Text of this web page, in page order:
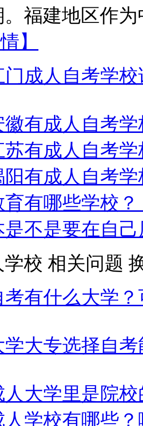
福建地区作
】
门成人自考学
徽有成人自考
苏有成人自考
阳有成人自考
有哪些学校？
是不是要在自
校 相关问题
考有什么大学
学大专选择自
人大学里是院
人学校有哪些